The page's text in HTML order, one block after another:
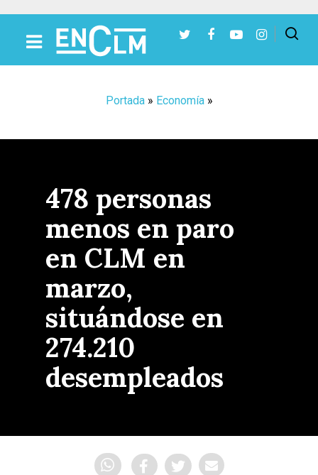
Portada» Economía»
478 personas
menos en paro
en CLM en
marzo,
situándose en
274.210
desempleados